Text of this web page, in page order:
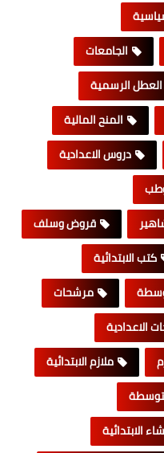
الجامعات
العطل الرسمية
المنح المالية
دروس الاعدادية
قروض وسلف
كتب الابتدائية
مرشحات
الاعدادية
ملازم الابتدائية
الابتدائية